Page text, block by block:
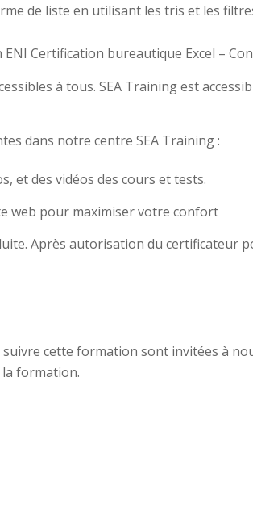
de liste en utilisant les tris et les
Certification bureautique Excel –
à tous. SEA Training est
dans notre centre SEA Training :
et des vidéos des cours et tests.
web pour maximiser votre confort
Après autorisation du certificateur
cette formation sont invitées à
la formation.